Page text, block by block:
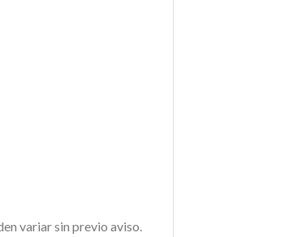
variar sin previo aviso.